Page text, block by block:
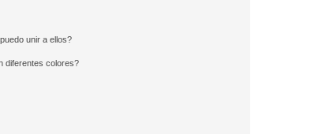
unir a ellos?
diferentes colores?